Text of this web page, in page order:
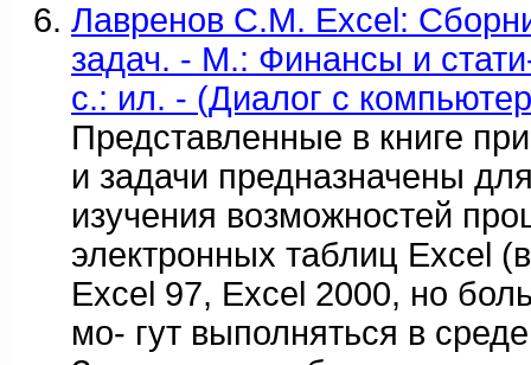
Лавренов С.М. Excel:
задач. - М.: Финансы и
с.: ил. - (Диалог с
Представленные в книге
и задачи предназначены
изучения возможностей
электронных таблиц Excel
Excel 97, Excel 2000, но
мо- гут выполняться в